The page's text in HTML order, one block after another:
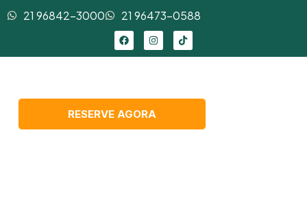
21 96842-3000 21 96473-0588
RESERVE AGORA